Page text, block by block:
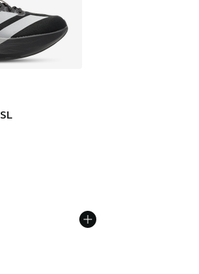
Der Preis ist von € 80,00 auf €